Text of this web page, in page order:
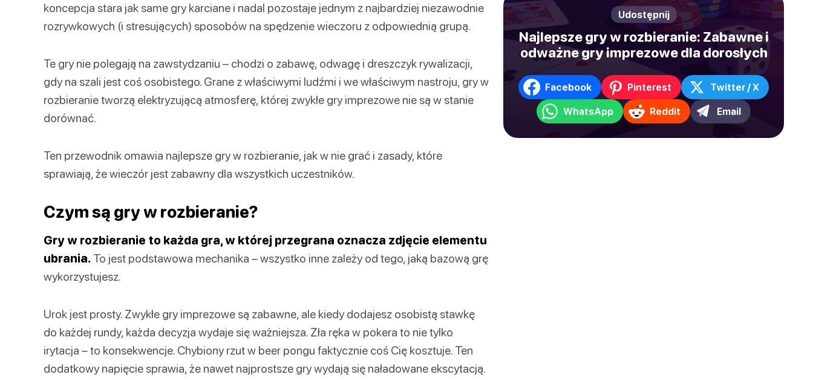
koncepcja stara jak same gry karciane i nadal pozostaje jednym z najbardziej niezawodnie
rozrywkowych (i stresujących) sposobów na spędzenie wieczoru z odpowiednią grupą.
Te gry nie polegają na zawstydzaniu – chodzi o zabawę, odwagę i dreszczyk rywalizacji,
gdy na szali jest coś osobistego. Grane z właściwymi ludźmi i we właściwym nastroju, gry w
rozbieranie tworzą elektryzującą atmosferę, której zwykłe gry imprezowe nie są w stanie
dorównać.
Ten przewodnik omawia najlepsze gry w rozbieranie, jak w nie grać i zasady, które
sprawiają, że wieczór jest zabawny dla wszystkich uczestników.
Czym są gry w rozbieranie?
Gry w rozbieranie to każda gra, w której przegrana oznacza zdjęcie elementu
ubrania. To jest podstawowa mechanika – wszystko inne zależy od tego, jaką bazową grę
wykorzystujesz.
Urok jest prosty. Zwykłe gry imprezowe są zabawne, ale kiedy dodajesz osobistą stawkę
do każdej rundy, każda decyzja wydaje się ważniejsza. Zła ręka w pokera to nie tylko
irytacja – to konsekwencje. Chybiony rzut w beer pongu faktycznie coś Cię kosztuje. Ten
dodatkowy napięcie sprawia, że nawet najprostsze gry wydają się naładowane ekscytacją.
Udostępnij
Najlepsze gry w rozbieranie: Zabawne i
odważne gry imprezowe dla dorosłych
Facebook Pinterest Twitter / X
WhatsApp Reddit Email